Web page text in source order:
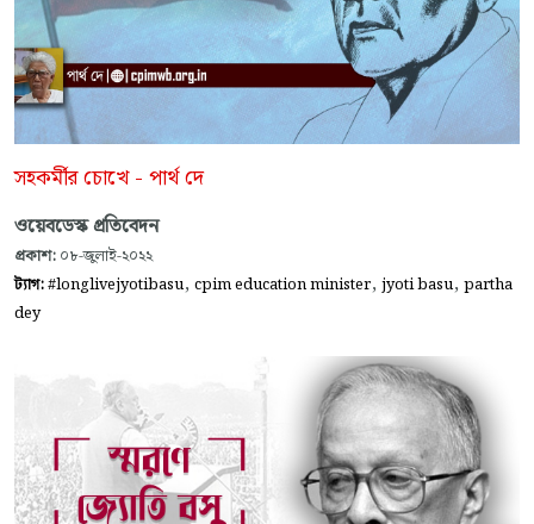
সহকর্মীর চোখে - পার্থ দে
ওয়েবডেস্ক প্রতিবেদন
প্রকাশ: ০৮-জুলাই-২০২২
ট্যাগ:#longlivejyotibasu, cpim education minister, jyoti basu, partha
dey